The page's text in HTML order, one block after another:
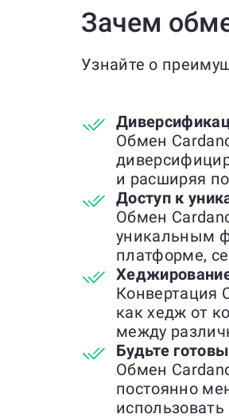
Зачем
Узнайте о
Обмен
и расширяя
Доступ к
Обмен
уникальным
платформе,
Конвертация
как хедж от
между
Будьте
Обмен
постоянно